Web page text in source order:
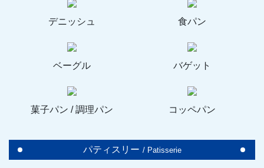
デニッシュ 食パン
ベーグル バゲット
菓子パン / 調理パン コッペパン
パティスリー / Patisserie